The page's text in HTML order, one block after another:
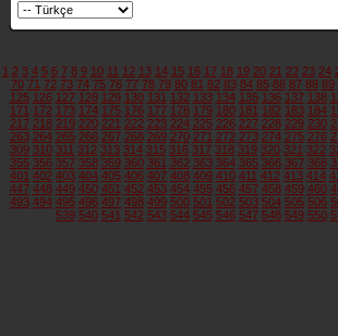
1 2 3 4 5 6 7 8 9 10 11 12 13 14 15 16 17 18 19 20 21 22 23 24
70 71 72 73 74 75 76 77 78 79 80 81 82 83 84 85 86 87 88 89
125 126 127 128 129 130 131 132 133 134 135 136 137 138
171 172 173 174 175 176 177 178 179 180 181 182 183 184
217 218 219 220 221 222 223 224 225 226 227 228 229 230
263 264 265 266 267 268 269 270 271 272 273 274 275 276
309 310 311 312 313 314 315 316 317 318 319 320 321 322
355 356 357 358 359 360 361 362 363 364 365 366 367 368
401 402 403 404 405 406 407 408 409 410 411 412 413 414
447 448 449 450 451 452 453 454 455 456 457 458 459 460
493 494 495 496 497 498 499 500 501 502 503 504 505 506
539 540 541 542 543 544 545 546 547 548 549 550